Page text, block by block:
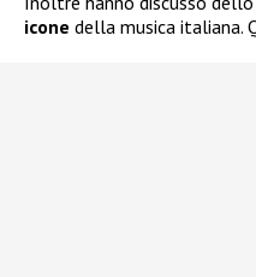
icone della musica italiana.